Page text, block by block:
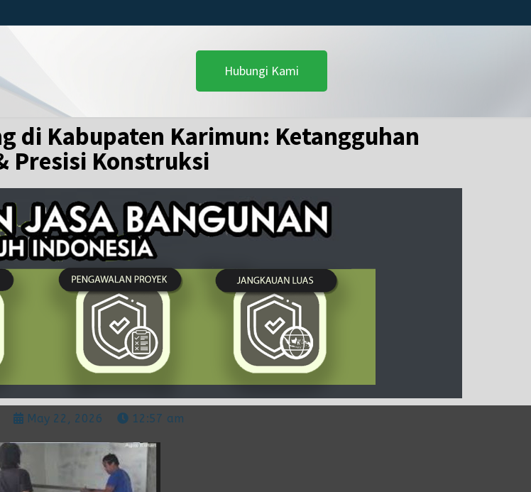
Hubungi Kami
di Kabupaten Karimun: Ketangguhan
Presisi Konstruksi
May 22, 2026 12:57 am